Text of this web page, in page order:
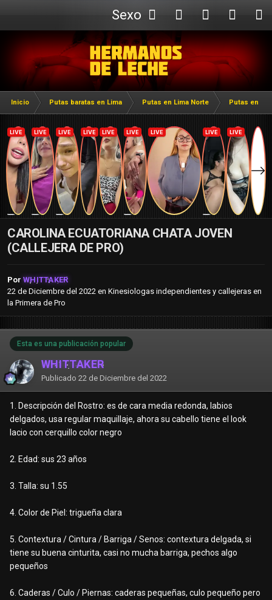
Sexo
Webcam
Inicio Putas baratas en Lima Putas en Lima Norte Putas en
CAROLINA ECUATORIANA CHATA JOVEN
(CALLEJERA DE PRO)
Por WHITTAKER
22 de Diciembre del 2022 en Kinesiologas independientes y callejeras en
la Primera de Pro
Esta es una publicación popular
WHITTAKER
Publicado 22 de Diciembre del 2022
1. Descripción del Rostro: es de cara media redonda, labios
delgados, usa regular maquillaje, ahora su cabello tiene el look
lacio con cerquillo color negro
2. Edad: sus 23 años
3. Talla: su 1.55
4. Color de Piel: trigueña clara
5. Contextura / Cintura / Barriga / Senos: contextura delgada, si
tiene su buena cinturita, casi no mucha barriga, pechos algo
pequeños
6. Caderas / Culo / Piernas: caderas pequeñas, culo pequeño pero